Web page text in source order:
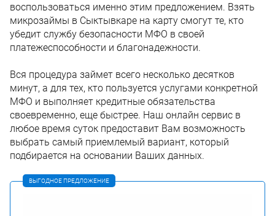
воспользоваться именно этим предложением. Взять
микрозаймы в Сыктывкаре на карту смогут те, кто
убедит службу безопасности МФО в своей
платежеспособности и благонадежности.
Вся процедура займет всего несколько десятков
минут, а для тех, кто пользуется услугами конкретной
МФО и выполняет кредитные обязательства
своевременно, еще быстрее. Наш онлайн сервис в
любое время суток предоставит Вам возможность
выбрать самый приемлемый вариант, который
подбирается на основании Ваших данных.
ВЫГОДНОЕ ПРЕДЛОЖЕНИЕ